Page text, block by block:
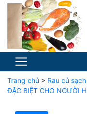
Trang chủ > Rau củ
ĐẶC BIỆT CHO NGƯỜI